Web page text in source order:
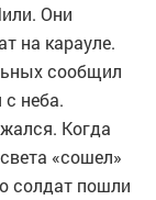
Они
на карауле.
сообщил
неба.
Когда
«сошел»
солдат пошли